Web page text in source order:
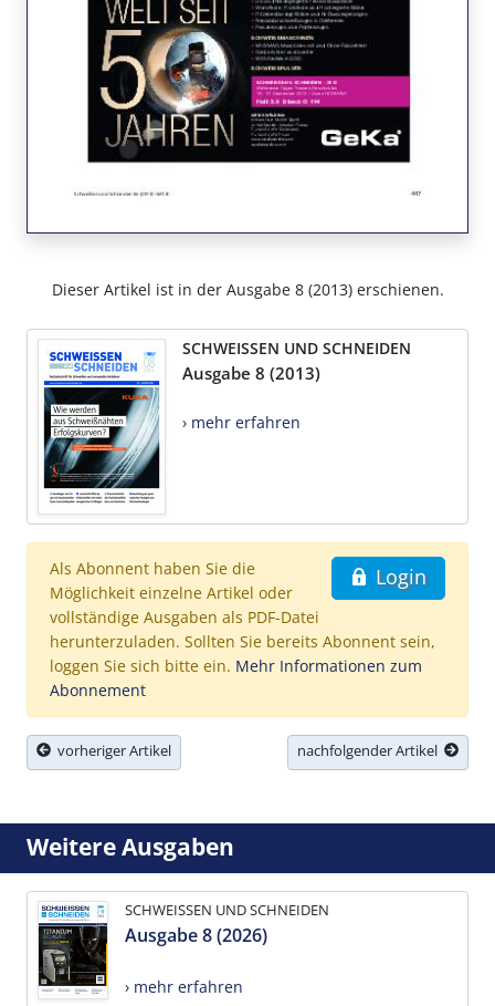
Dieser Artikel ist in der Ausgabe 8 (2013) erschienen.
SCHWEISSEN UND SCHNEIDEN
Ausgabe 8 (2013)
› mehr erfahren
Login
Als Abonnent haben Sie die
Möglichkeit einzelne Artikel oder
vollständige Ausgaben als PDF-Datei
herunterzuladen. Sollten Sie bereits Abonnent sein,
loggen Sie sich bitte ein. Mehr Informationen zum
Abonnement
vorheriger Artikel nachfolgender Artikel
Weitere Ausgaben
SCHWEISSEN UND SCHNEIDEN
Ausgabe 8 (2026)
› mehr erfahren